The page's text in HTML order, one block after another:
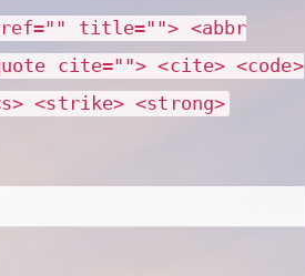
title=""> <abbr
cite=""> <cite> <code>
<strike> <strong>